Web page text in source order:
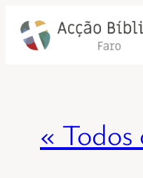
« Todos